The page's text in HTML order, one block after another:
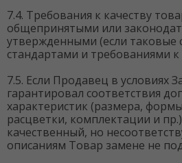
7.4. Требования к качеству
общепринятыми или
утвержденными (если таковые
стандартами и требованиями к
7.5. Если Продавец в условиях
гарантировал соответствия
характеристик (размера,
расцветки, комплектации и
качественный, но
описаниям Товар замене не